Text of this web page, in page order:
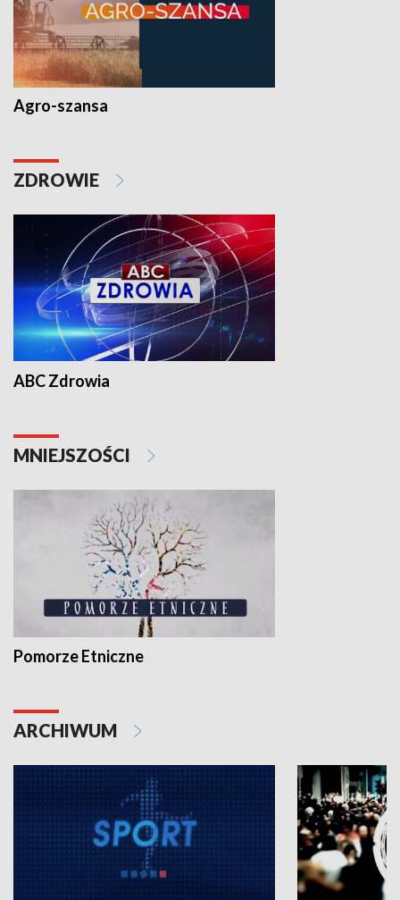
Agro-szansa
ZDROWIE
ABC Zdrowia
MNIEJSZOŚCI
Pomorze Etniczne
ARCHIWUM